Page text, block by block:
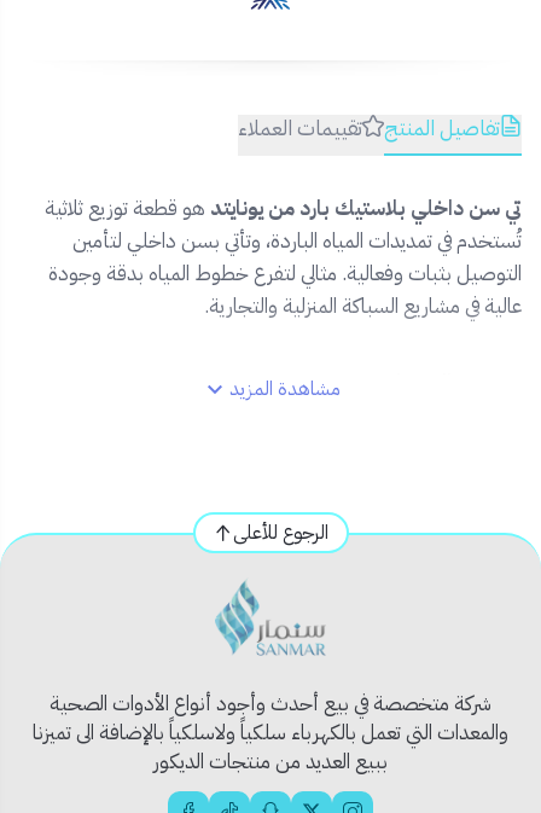
تفاصيل المنتج تقييمات العملاء
تي سن داخلي بلاستيك بارد من يونايتد هو قطعة توزيع ثلاثية
تُستخدم في تمديدات المياه الباردة، وتأتي بسن داخلي لتأمين
التوصيل بثبات وفعالية. مثالي لتفرع خطوط المياه بدقة وجودة
عالية في مشاريع السباكة المنزلية والتجارية.
سهولة في التركيب ومتانة طويلة الأمد
العلامة التجارية:يونايتد
تناسب مختلف الاحتياجات
مشاهدة المزيد
الرجوع للأعلى
شركة متخصصة في بيع أحدث وأجود أنواع الأدوات الصحية
والمعدات التي تعمل بالكهرباء سلكياً ولاسلكياً بالإضافة الى تميزنا
ببيع العديد من منتجات الديكور